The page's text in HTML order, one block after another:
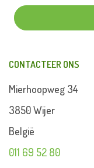
CONTACTEER ONS
Mierhoopweg 34
3850 Wijer
België
011 69 52 80